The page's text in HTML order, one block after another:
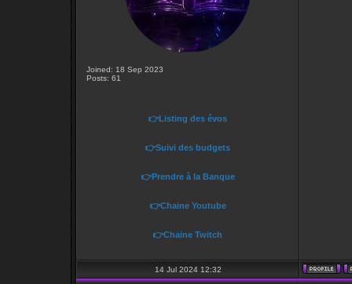
Joined: 18 Sep 2023
Posts: 61
👉Listing des évos
👉Suivi des budgets
👉Prendre à la Banque
👉Chaine Youtube
👉Chaine Twitch
14 Jul 2024 12:32